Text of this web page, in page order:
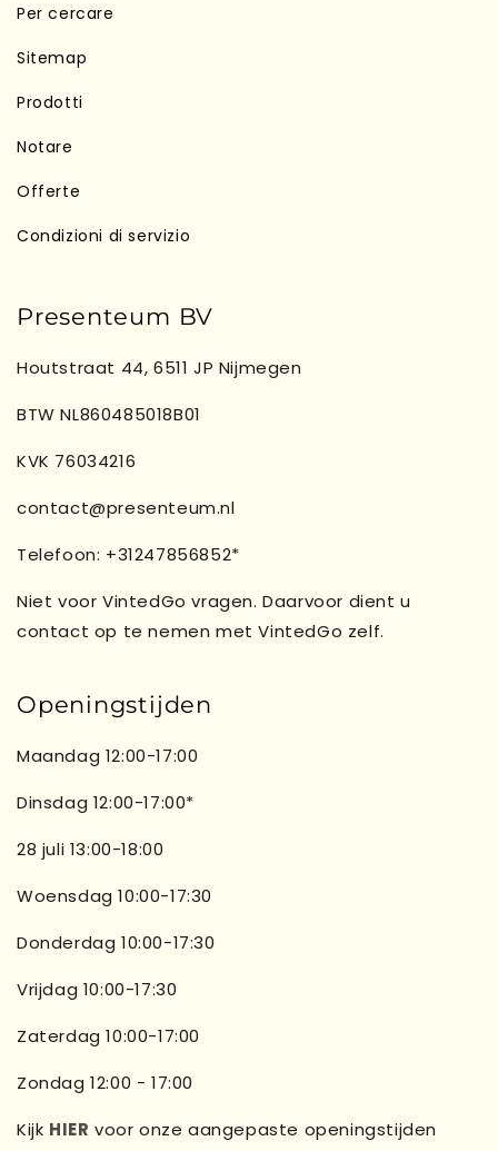
Per cercare
Sitemap
Prodotti
Notare
Offerte
Condizioni di servizio
Presenteum BV
Houtstraat 44, 6511 JP Nijmegen
BTW NL860485018B01
KVK 76034216
contact@presenteum.nl
Telefoon: +31247856852*
Niet voor VintedGo vragen. Daarvoor dient u
contact op te nemen met VintedGo zelf.
Openingstijden
Maandag 12:00-17:00
Dinsdag 12:00-17:00*
28 juli 13:00-18:00
Woensdag 10:00-17:30
Donderdag 10:00-17:30
Vrijdag 10:00-17:30
Zaterdag 10:00-17:00
Zondag 12:00 - 17:00
Kijk HIER voor onze aangepaste openingstijden